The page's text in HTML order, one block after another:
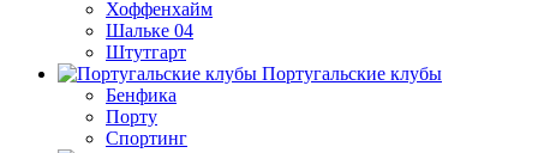
Хоффенхайм
Шальке 04
Штутгарт
Португальские клубы
Бенфика
Порту
Спортинг